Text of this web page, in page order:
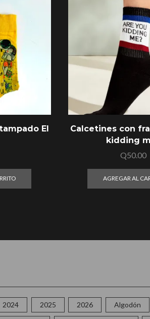
El
Calcetines con
kidding
Q50.00
AGREGAR AL
2024 2025 2026 Algodón